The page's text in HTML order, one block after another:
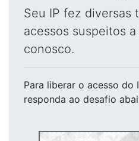
Seu IP fez diversas
acessos suspeitos
conosco.
Para liberar o acesso do
responda ao desafio